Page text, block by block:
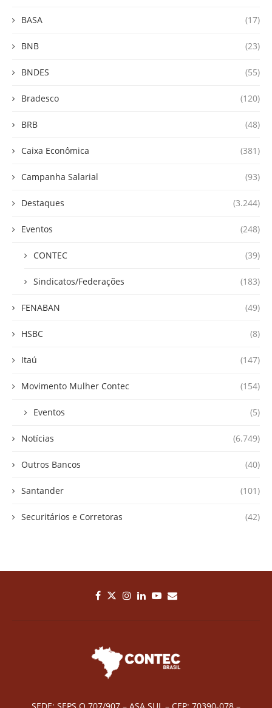
BASA (17)
BNB (23)
BNDES (55)
Bradesco (120)
BRB (48)
Caixa Econômica (381)
Campanha Salarial (93)
Destaques (3.244)
Eventos (248)
CONTEC (39)
Sindicatos/Federações (183)
FENABAN (49)
HSBC (8)
Itaú (147)
Movimento Mulher Contec (154)
Eventos (5)
Notícias (6.749)
Outros Bancos (40)
Santander (101)
Securitários e Corretoras (42)